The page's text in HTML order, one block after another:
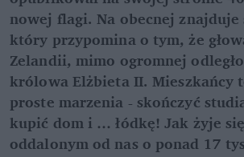
nowej flagi. Na obecnej znajduje
który przypomina o tym, że
Zelandii, mimo ogromnej
królowa Elżbieta II. Mieszkańcy
proste marzenia - skończyć
kupić dom i … łódkę! Jak żyje
oddalonym od nas o ponad 17